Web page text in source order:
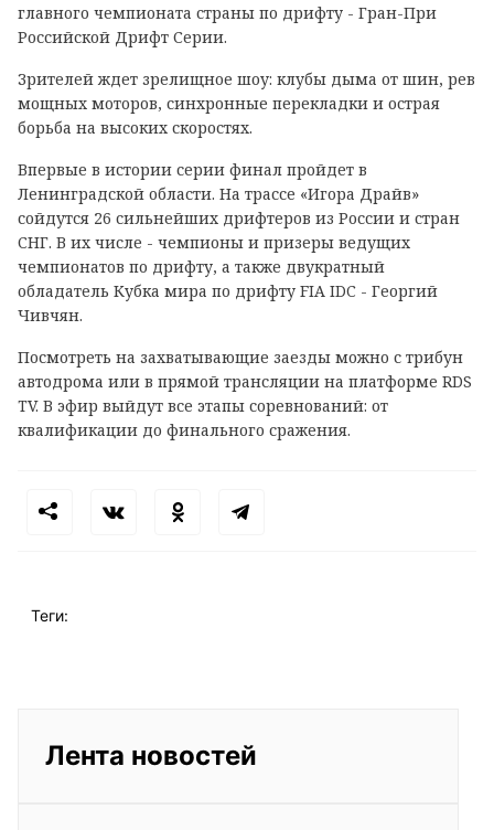
главного чемпионата страны по дрифту - Гран-При
Российской Дрифт Серии.
Зрителей ждет зрелищное шоу: клубы дыма от шин, рев
мощных моторов, синхронные перекладки и острая
борьба на высоких скоростях.
Впервые в истории серии финал пройдет в
Ленинградской области. На трассе «Игора Драйв»
сойдутся 26 сильнейших дрифтеров из России и стран
СНГ. В их числе - чемпионы и призеры ведущих
чемпионатов по дрифту, а также двукратный
обладатель Кубка мира по дрифту FIA IDC - Георгий
Чивчян.
Посмотреть на захватывающие заезды можно с трибун
автодрома или в прямой трансляции на платформе RDS
TV. В эфир выйдут все этапы соревнований: от
квалификации до финального сражения.
Теги:
Лента новостей